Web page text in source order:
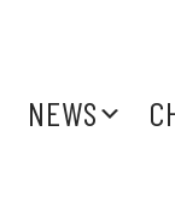
NEWS